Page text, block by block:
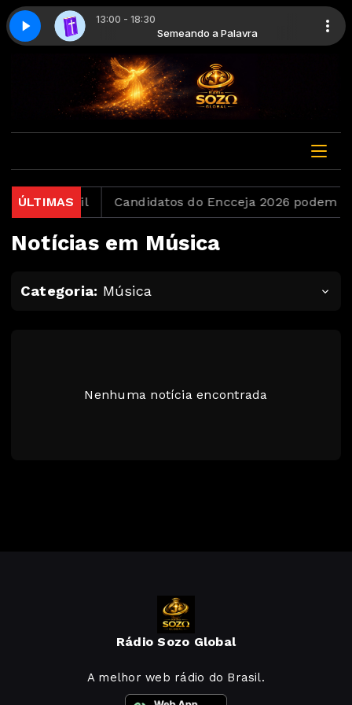
13:00 - 18:30
a Palavra Semeando a Palavra
palavra - Parte 11 Semeando a palavra - Parte 11
ÚLTIMAS
no Brasil Candidatos do Encceja 2026 podem
Notícias em Música
Categoria: Música
Nenhuma notícia encontrada
Rádio Sozo Global
A melhor web rádio do Brasil.